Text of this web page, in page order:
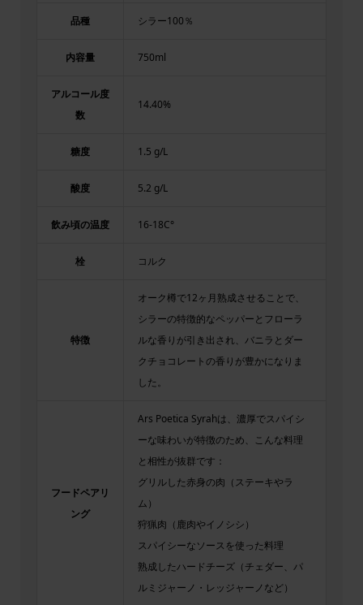
品種 シラー100％
内容量 750ml
アルコール度
数
14.40%
糖度 1.5 g/L
酸度 5.2 g/L
飲み頃の温度 16-18C°
栓 コルク
特徴
オーク樽で12ヶ月熟成させることで、
シラーの特徴的なペッパーとフローラ
ルな香りが引き出され、バニラとダー
クチョコレートの香りが豊かになりま
した。
フードペアリ
ング
Ars Poetica Syrahは、濃厚でスパイシ
ーな味わいが特徴のため、こんな料理
と相性が抜群です：
グリルした赤身の肉（ステーキやラ
ム）
狩猟肉（鹿肉やイノシシ）
スパイシーなソースを使った料理
熟成したハードチーズ（チェダー、パ
ルミジャーノ・レッジャーノなど）